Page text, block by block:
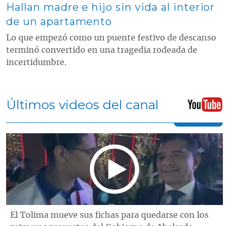
Hallan madre e hijo sin vida al interior
de un apartamento
Lo que empezó como un puente festivo de descanso
terminó convertido en una tragedia rodeada de
incertidumbre.
Últimos videos del canal
El Tolima mueve sus fichas para quedarse con los